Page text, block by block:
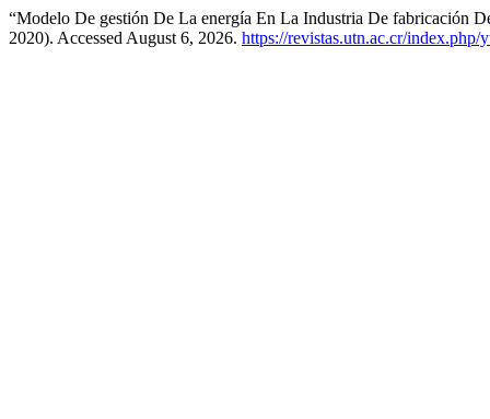
“Modelo De gestión De La energía En La Industria De fabricación
2020). Accessed August 6, 2026. https://revistas.utn.ac.cr/